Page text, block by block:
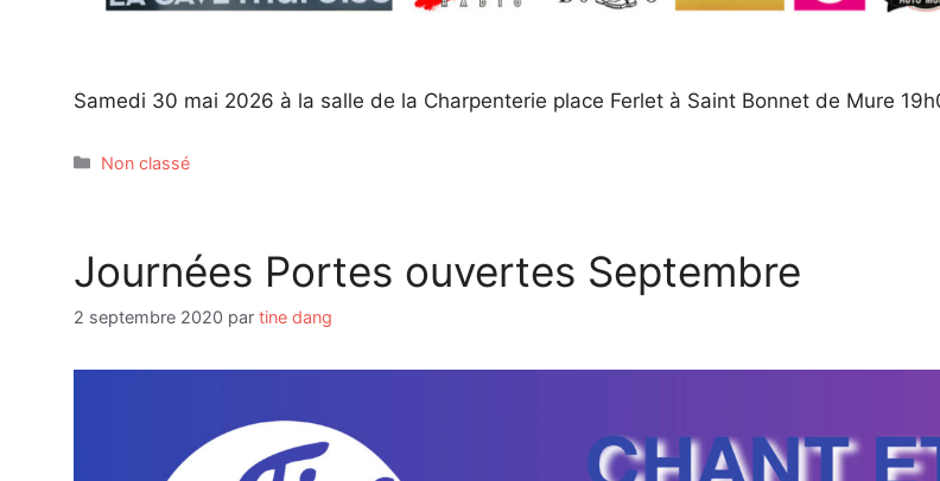
Samedi 30 mai 2026 à la salle de la Charpenterie place Ferlet à Saint Bonnet de Mure
Catégories
Non classé
Journées Portes ouvertes Septembre
2 septembre 2020 par tine dang